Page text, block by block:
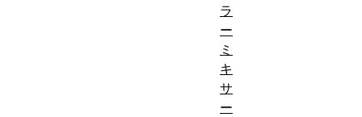
ラ
ー
ミ
キ
サ
ー